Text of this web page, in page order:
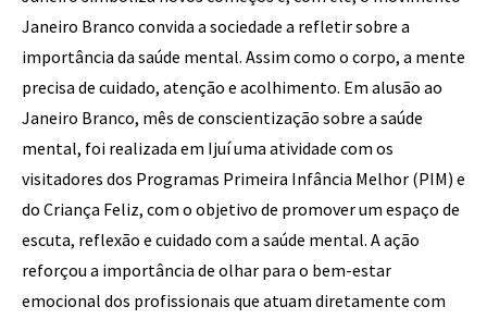
Janeiro Branco convida a sociedade a refletir sobre a
importância da saúde mental. Assim como o corpo, a mente
precisa de cuidado, atenção e acolhimento. Em alusão ao
Janeiro Branco, mês de conscientização sobre a saúde
mental, foi realizada em Ijuí uma atividade com os
visitadores dos Programas Primeira Infância Melhor (PIM) e
do Criança Feliz, com o objetivo de promover um espaço de
escuta, reflexão e cuidado com a saúde mental. A ação
reforçou a importância de olhar para o bem-estar
emocional dos profissionais que atuam diretamente com